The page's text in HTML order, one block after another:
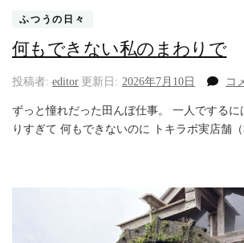
ふつうの日々
何もできない私のまわりで
投稿者: editor 更新日: 2026年7月10日 コ
ずっと憧れだった田んぼ仕事。 一人でするに
りすぎて 何もできないのに トキラボ実店舗